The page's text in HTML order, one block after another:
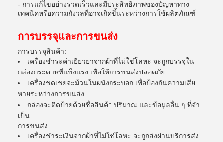
- การแก้ไขอย่างรวดเร็วและมีประสิทธิภาพของปัญหาทาง
เทคนิคหรือความกังวลที่อาจเกิดขึ้นระหว่างการใช้ผลิตภัณฑ์
การบรรจุและการขนส่ง
การบรรจุสินค้า:
เครื่องชําระค่าเยียวยาจากผ้าที่ไม่ใช่โลหะ จะถูกบรรจุใน
กล่องกระดาษที่แข็งแรง เพื่อให้การขนส่งปลอดภัย
เครื่องชดเชยจะม้วนในผนังกระบอก เพื่อป้องกันความเสีย
หายระหว่างการขนส่ง
กล่องจะติดป้ายด้วยชื่อสินค้า ปริมาณ และข้อมูลอื่น ๆ ที่จํา
เป็น
การขนส่ง
เครื่องชําระเงินจากผ้าที่ไม่ใช่โลหะ จะถูกส่งผ่านบริการส่ง